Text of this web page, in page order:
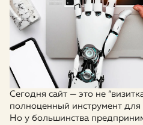
Сегодня сайт — это не
полноценный инструмент
Но у большинства